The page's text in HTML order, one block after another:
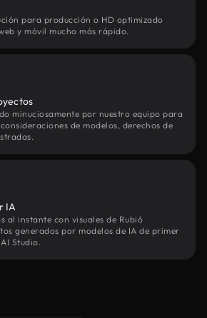
para producción o HD optimizado
y móvil mucho más rápido.
minuciosamente por nuestro equipo para
de modelos, derechos de
IA
al instante con visuales de Rubió
generados por modelos de IA de primer
Studio.